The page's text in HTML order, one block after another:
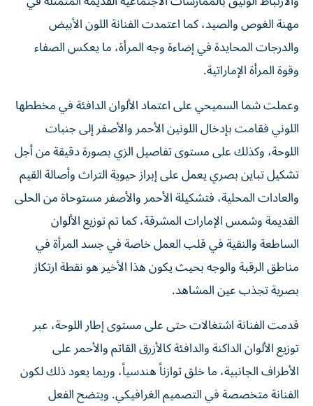
مهنة الغوص والصيد، كما اعتمدت الفنانة اللون الأبيض
والدرجات المحايدة في إضاءة وجه المرأة، ما يعكس الصفاء
وقوة المرأة الإماراتية.
وعملت شما السميحي على اعتماد الألوان الدافئة في مخططها
اللوني فقامت بإدخال اللونين الأحمر والأصفر إلى جنبات
اللوحة، وكذلك على مستوى تفاصيل الزي بصورة دقيقة من أجل
تشكيل تباين بصري يعمل على إبراز حيوية التراث وأصالة القيم
والعادات المحلية، فتشكيلة الأحمر والأصفر مستوحاة من الحلى
القديمة وشمس الإمارات المشرقة، كما تم توزيع الألوان
الساطعة والنقية في قلب العمل خاصة في جسد المرأة في
مناطق الرقبة والوجه بحيث يكون هذا الأخير هو نقطة ارتكاز
بصرية تجذب عين المشاهد.
قدمت الفنانة اشتغالات حتى على مستوى إطار اللوحة، عبر
توزيع الألوان الداكنة والدافئة كالأزرق القاتم والأحمر على
الأطراف الجانبية، ما خلق توازناً هندسياً، وربما يعود ذلك لكون
الفنانة متخصصة في التصميم الغرافيكي. ويتضح الفعل